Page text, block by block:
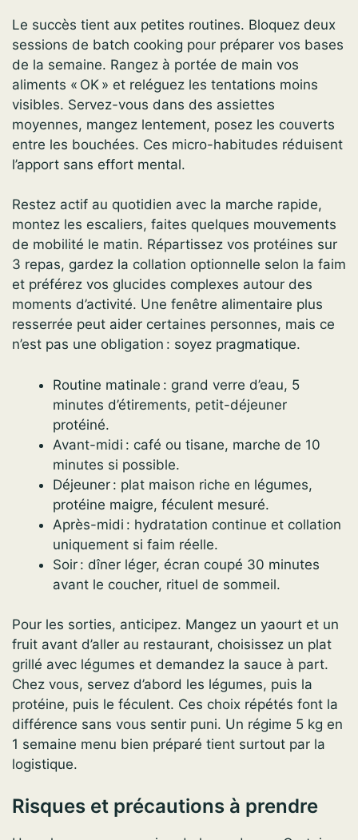
Le succès tient aux petites routines. Bloquez deux
sessions de batch cooking pour préparer vos bases
de la semaine. Rangez à portée de main vos
aliments « OK » et reléguez les tentations moins
visibles. Servez-vous dans des assiettes
moyennes, mangez lentement, posez les couverts
entre les bouchées. Ces micro-habitudes réduisent
l’apport sans effort mental.
Restez actif au quotidien avec la marche rapide,
montez les escaliers, faites quelques mouvements
de mobilité le matin. Répartissez vos protéines sur
3 repas, gardez la collation optionnelle selon la faim
et préférez vos glucides complexes autour des
moments d’activité. Une fenêtre alimentaire plus
resserrée peut aider certaines personnes, mais ce
n’est pas une obligation : soyez pragmatique.
Routine matinale : grand verre d’eau, 5
minutes d’étirements, petit-déjeuner
protéiné.
Avant-midi : café ou tisane, marche de 10
minutes si possible.
Déjeuner : plat maison riche en légumes,
protéine maigre, féculent mesuré.
Après-midi : hydratation continue et collation
uniquement si faim réelle.
Soir : dîner léger, écran coupé 30 minutes
avant le coucher, rituel de sommeil.
Pour les sorties, anticipez. Mangez un yaourt et un
fruit avant d’aller au restaurant, choisissez un plat
grillé avec légumes et demandez la sauce à part.
Chez vous, servez d’abord les légumes, puis la
protéine, puis le féculent. Ces choix répétés font la
différence sans vous sentir puni. Un régime 5 kg en
1 semaine menu bien préparé tient surtout par la
logistique.
Risques et précautions à prendre